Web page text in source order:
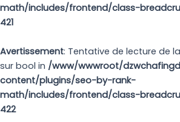
math/includes/frontend/class-
421
Avertissement: Tentative de lecture de
sur bool in /www/wwwroot/
content/plugins/seo-by-rank-
math/includes/frontend/class-
422